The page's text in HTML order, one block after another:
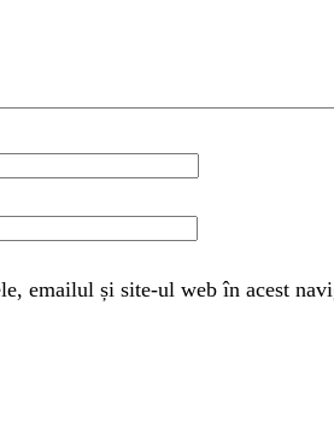
emailul și site-ul web în acest